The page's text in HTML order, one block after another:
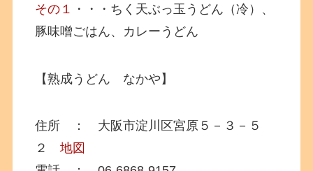
その１ ・・・ちく天ぶっ玉うどん（冷）、
豚味噌ごはん、カレーうどん
【熟成うどん なかや】
住所 ： 大阪市淀川区宮原５－３－５
２地図